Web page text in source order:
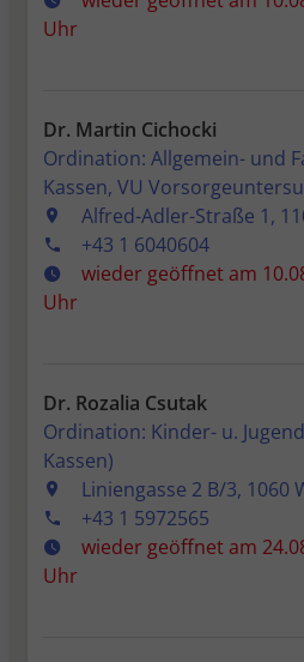
Uhr
Dr. Martin Cichocki
Ordination: Allgemein- und
Kassen, VU
Alfred-Adler-Straße 1,
+43 1 6040604
wieder geöffnet am
Uhr
Dr. Rozalia Csutak
Ordination: Kinder- u.
Kassen)
Liniengasse 2 B/3, 1060
+43 1 5972565
wieder geöffnet am
Uhr